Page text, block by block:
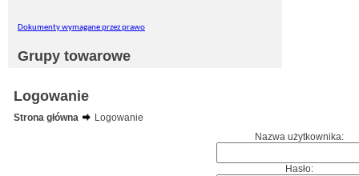
Dokumenty wymagane przez prawo
Grupy towarowe
Logowanie
Strona główna
Logowanie
Nazwa użytkownika:
Hasło: